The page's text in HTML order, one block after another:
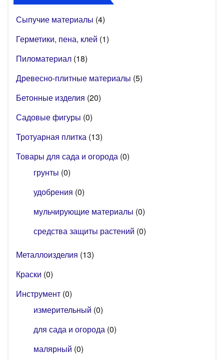
Сыпучие материалы (4)
Герметики, пена, клей (1)
Пиломатериал (18)
Древесно-плитные материалы (5)
Бетонные изделия (20)
Садовые фигуры (0)
Тротуарная плитка (13)
Товары для сада и огорода (0)
грунты (0)
удобрения (0)
мульчирующие материалы (0)
средства защиты растений (0)
Металлоизделия (13)
Краски (0)
Инструмент (0)
измерительный (0)
для сада и огорода (0)
малярный (0)